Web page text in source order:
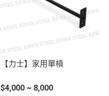
【力士】家用單槓
$4,000 ~ 8,000